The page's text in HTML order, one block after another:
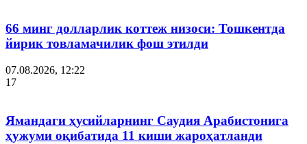
66 минг долларлик коттеж низоси: Тошкентда
йирик товламачилик фош этилди
07.08.2026, 12:22
17
Ямандаги ҳусийларнинг Саудия Арабистонига
ҳужуми оқибатида 11 киши жароҳатланди